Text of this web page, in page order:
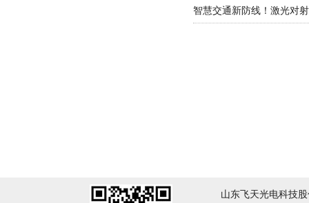
智慧交通新防线！激光对
山东飞天光电科技